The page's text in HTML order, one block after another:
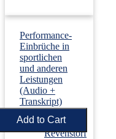
Performance-
Einbrüche in
sportlichen
und anderen
Leistungen
(Audio +
Transkript)
› Dirk
Revenstorf